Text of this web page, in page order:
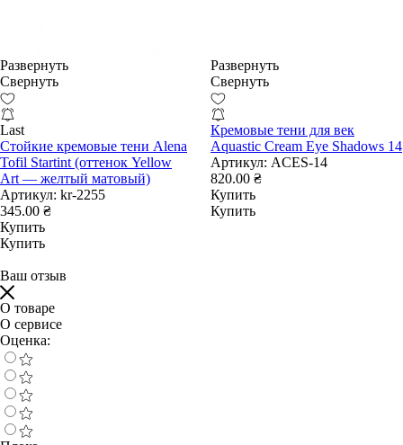
Развернуть
Свернуть
Last
Стойкие кремовые тени Alena
Tofil Startint (оттенок Yellow
Art — желтый матовый)
Артикул: kr-2255
345.00 ₴
Купить
Купить
Развернуть
Свернуть
Кремовые тени для век
Aquastic Cream Eye Shadows 14
Артикул: ACES-14
820.00 ₴
Купить
Купить
Ваш отзыв
О товаре
О сервисе
Оценка: